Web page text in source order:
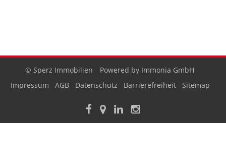
© Sperz Immobilien
Powered by Immonia GmbH
Impressum
AGB Datenschutz Barrierefreiheit Sitemap